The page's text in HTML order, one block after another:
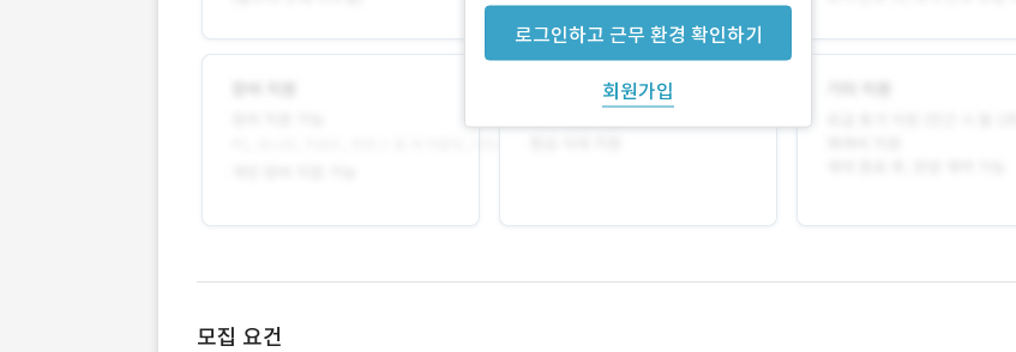
로그인하고 근무 환경 확인하기
회원가입
모집 요건